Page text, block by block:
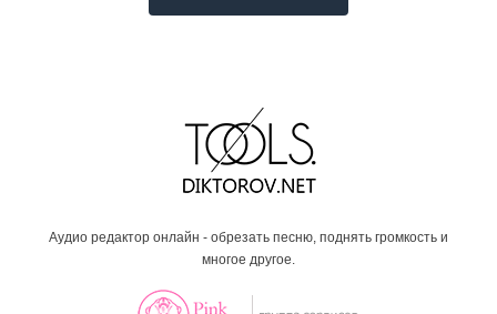
Аудио редактор онлайн - обрезать песню, поднять громкость и
многое другое.